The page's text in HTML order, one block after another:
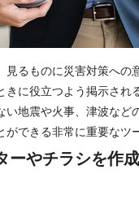
見るものに災害対策への
きに役立つよう掲示され
い地震や火事、津波など
ができる非常に重要なツ
ーやチラシを作